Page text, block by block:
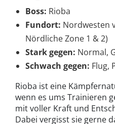
Boss: Rioba
Fundort: Nordwesten
Nördliche Zone 1 & 2)
Stark gegen: Normal,
Schwach gegen: Flug,
Rioba ist eine
wenn es ums Trainieren
mit voller Kraft und
Dabei vergisst sie gerne